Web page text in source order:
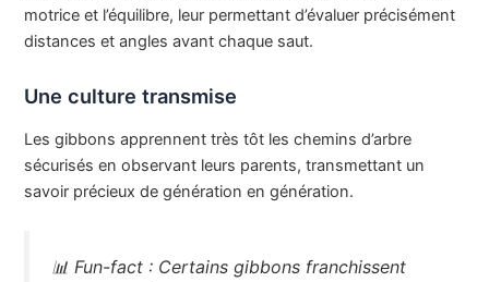
motrice et l’équilibre, leur permettant d’évaluer précisément
distances et angles avant chaque saut.
Une culture transmise
Les gibbons apprennent très tôt les chemins d’arbre
sécurisés en observant leurs parents, transmettant un
savoir précieux de génération en génération.
📊 Fun-fact : Certains gibbons franchissent